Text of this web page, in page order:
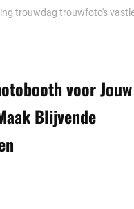
trouwdag trouwfoto's
voor Jouw
Blijvende